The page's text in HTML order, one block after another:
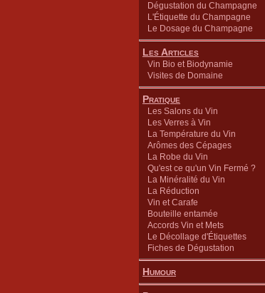
Dégustation du Champagne
L'Étiquette du Champagne
Le Dosage du Champagne
Les Articles
Vin Bio et Biodynamie
Visites de Domaine
Pratique
Les Salons du Vin
Les Verres à Vin
La Température du Vin
Arômes des Cépages
La Robe du Vin
Qu'est ce qu'un Vin Fermé ?
La Minéralité du Vin
La Réduction
Vin et Carafe
Bouteille entamée
Accords Vin et Mets
Le Décollage d'Étiquettes
Fiches de Dégustation
Humour